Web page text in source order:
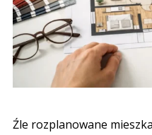
Źle rozplanowane